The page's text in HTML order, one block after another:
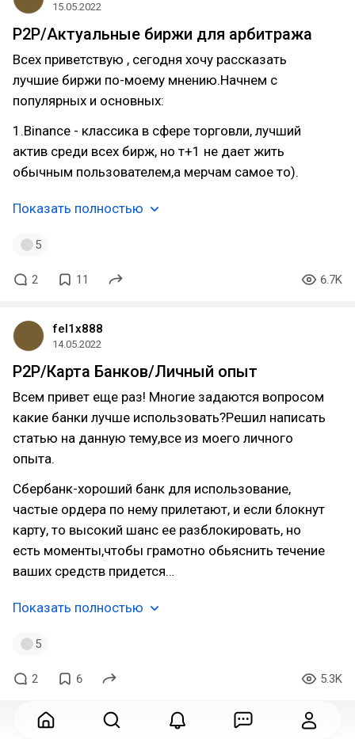
15.05.2022
P2P/Актуальные биржи для арбитража
Всех приветствую , сегодня хочу рассказать
лучшие биржи по-моему мнению.Начнем с
популярных и основных:
1.Binance - классика в сфере торговли, лучший
актив среди всех бирж, но т+1 не дает жить
обычным пользователем,а мерчам самое то).
Показать полностью
5
2 11 6.7K
fel1x888
14.05.2022
P2P/Карта Банков/Личный опыт
Всем привет еще раз! Многие задаются вопросом
какие банки лучше использовать?Решил написать
статью на данную тему,все из моего личного
опыта.
Сбербанк-хороший банк для использование,
частые ордера по нему прилетают, и если блокнут
карту, то высокий шанс ее разблокировать, но
есть моменты,чтобы грамотно обьяснить течение
ваших средств придется…
Показать полностью
5
2 6 5.3K